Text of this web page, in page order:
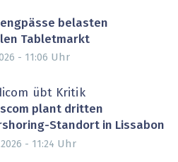
belasten
Tabletmarkt
- 11:06 Uhr
übt Kritik
plant dritten
Standort in Lissabon
- 11:24 Uhr